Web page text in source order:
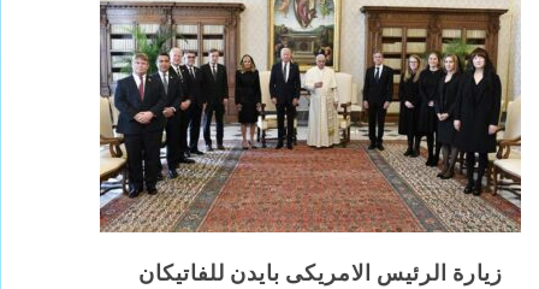
زيارة الرئيس الامريكى بايدن للفاتيكان